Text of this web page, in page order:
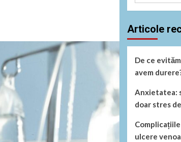
Articole
De ce
avem
Anxietatea:
doar stres
ulcere